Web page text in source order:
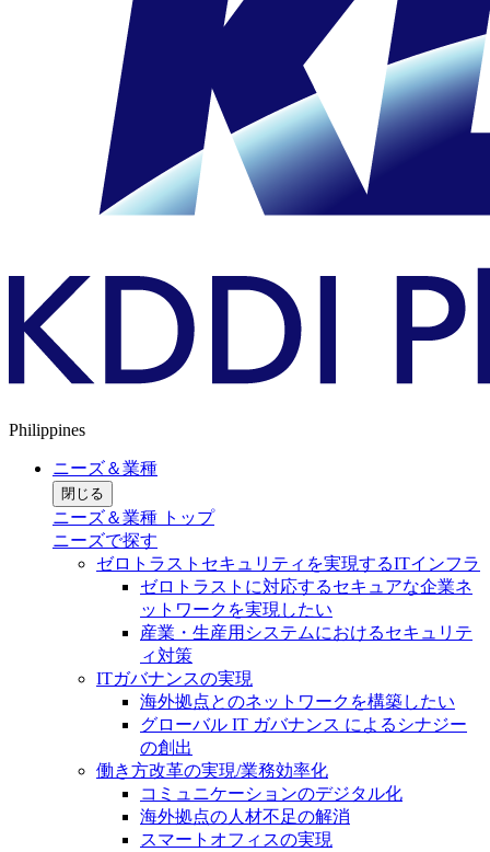
Philippines
ニーズ＆業種
閉じる
ニーズ＆業種 トップ
ニーズで探す
ゼロトラストセキュリティを実現するITインフラ
ゼロトラストに対応するセキュアな企業ネ
ットワークを実現したい
産業・生産用システムにおけるセキュリテ
ィ対策
ITガバナンスの実現
海外拠点とのネットワークを構築したい
グローバル IT ガバナンス によるシナジー
の創出
働き方改革の実現/業務効率化
コミュニケーションのデジタル化
海外拠点の人材不足の解消
スマートオフィスの実現